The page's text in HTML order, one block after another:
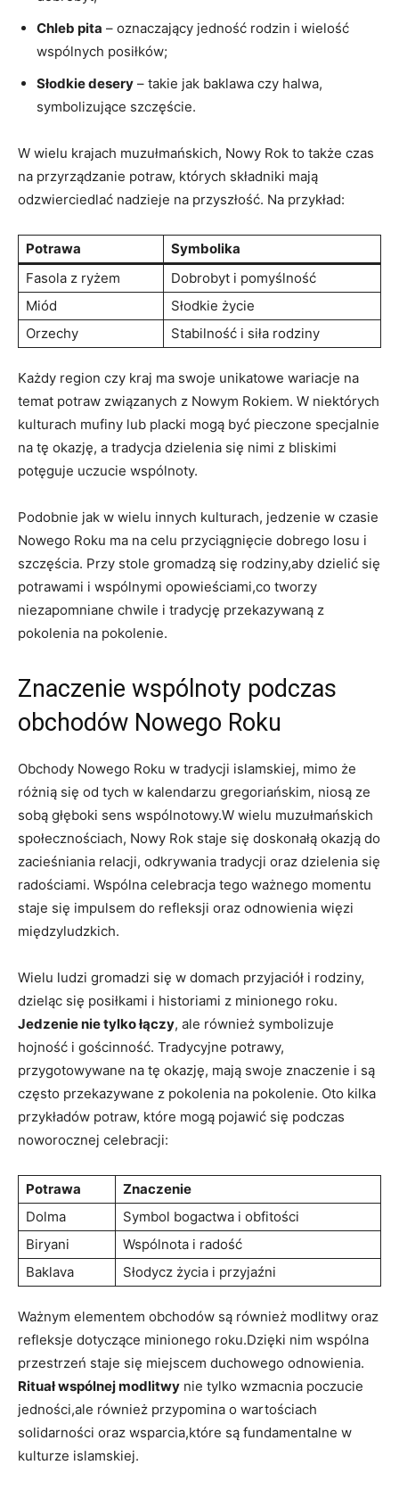
Chleb pita – oznaczający jedność rodzin i wielość
wspólnych posiłków;
Słodkie desery – takie jak baklawa czy halwa,
symbolizujące szczęście.
W wielu krajach muzułmańskich, Nowy Rok to także czas
na przyrządzanie potraw, których składniki mają
odzwierciedlać nadzieje na przyszłość. Na przykład:
Potrawa
Symbolika
Fasola z ryżem
Dobrobyt i pomyślność
Miód
Słodkie życie
Orzechy
Stabilność i siła rodziny
Każdy region czy kraj ma swoje unikatowe wariacje na
temat potraw związanych z Nowym Rokiem. W niektórych
kulturach mufiny lub placki mogą być pieczone specjalnie
na tę okazję, a tradycja dzielenia się nimi z bliskimi
potęguje uczucie wspólnoty.
Podobnie jak w wielu innych kulturach, jedzenie w czasie
Nowego Roku ma na celu przyciągnięcie dobrego losu i
szczęścia. Przy stole gromadzą się rodziny,aby dzielić się
potrawami i wspólnymi opowieściami,co tworzy
niezapomniane chwile i tradycję przekazywaną z
pokolenia na pokolenie.
Znaczenie wspólnoty podczas
obchodów Nowego Roku
Obchody Nowego Roku w tradycji islamskiej, mimo że
różnią się od tych w kalendarzu gregoriańskim, niosą ze
sobą głęboki sens wspólnotowy.W wielu muzułmańskich
społecznościach, Nowy Rok staje się doskonałą okazją do
zacieśniania relacji, odkrywania tradycji oraz dzielenia się
radościami. Wspólna celebracja tego ważnego momentu
staje się impulsem do refleksji oraz odnowienia więzi
międzyludzkich.
Wielu ludzi gromadzi się w domach przyjaciół i rodziny,
dzieląc się posiłkami i historiami z minionego roku.
Jedzenie nie tylko łączy, ale również symbolizuje
hojność i gościnność. Tradycyjne potrawy,
przygotowywane na tę okazję, mają swoje znaczenie i są
często przekazywane z pokolenia na pokolenie. Oto kilka
przykładów potraw, które mogą pojawić się podczas
noworocznej celebracji:
Potrawa
Znaczenie
Dolma
Symbol bogactwa i obfitości
Biryani
Wspólnota i radość
Baklava
Słodycz życia i przyjaźni
Ważnym elementem obchodów są również modlitwy oraz
refleksje dotyczące minionego roku.Dzięki nim wspólna
przestrzeń staje się miejscem duchowego odnowienia.
Rituał wspólnej modlitwy nie tylko wzmacnia poczucie
jedności,ale również przypomina o wartościach
solidarności oraz wsparcia,które są fundamentalne w
kulturze islamskiej.